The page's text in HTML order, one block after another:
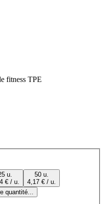
fitness TPE
u.
€ / u.
50 u.
4,17 € / u.
quantité...